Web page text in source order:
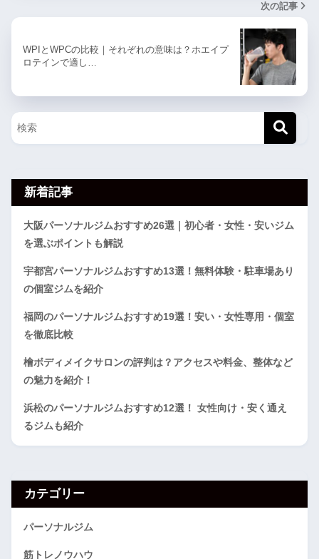
次の記事
WPIとWPCの比較｜それぞれの意味は？ホエイプ
ロテインで適し…
新着記事
大阪パーソナルジムおすすめ26選｜初心者・女性・安いジム
を選ぶポイントも解説
宇都宮パーソナルジムおすすめ13選！無料体験・駐車場あり
の個室ジムを紹介
福岡のパーソナルジムおすすめ19選！安い・女性専用・個室
を徹底比較
檜ボディメイクサロンの評判は？アクセスや料金、整体など
の魅力を紹介！
浜松のパーソナルジムおすすめ12選！ 女性向け・安く通え
るジムも紹介
カテゴリー
パーソナルジム
筋トレノウハウ